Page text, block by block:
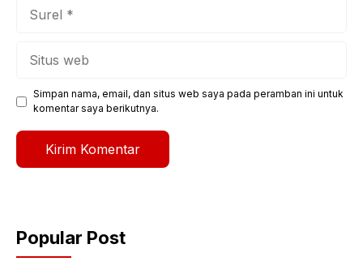
Simpan nama, email, dan situs web saya pada peramban ini untuk
komentar saya berikutnya.
Popular Post